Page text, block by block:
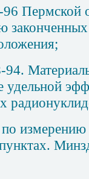
Пермской
удельной